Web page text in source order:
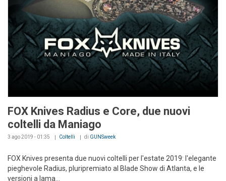
FOX Knives Radius e Core, due nuovi
coltelli da Maniago
3 ago 2019 - 01:35 Coltelli di GUNSweek
FOX Knives presenta due nuovi coltelli per l'estate 2019: l'elegante
pieghevole Radius, pluripremiato al Blade Show di Atlanta, e le
versioni a lama...